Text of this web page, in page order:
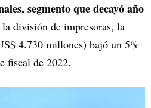
segmento que decayó año
división de impresoras, la
4.730 millones) bajó un 5%
fiscal de 2022.